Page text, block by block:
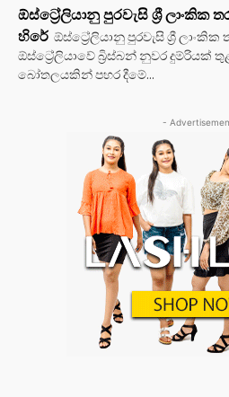
ඕස්ට්‍රේලියානු පුරවැසි ශ්‍රී
හිරේ ඕස්ට්‍රේලියානු පුරවැසි ශ්‍රී
ඕස්ට්‍රේලියාවේ බ්‍රිස්බන් නුවර
බෝතලයකින් පහර දීමේ...
-